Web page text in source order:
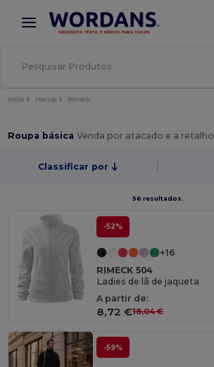
× App Wordans
Melhores preços na app!
Início Marcas Rimeck
Roupa básicaVenda por atacado e a retalho
Classificar por
56 resultados.
-52%
+16
RIMECK 504
Ladies de lã de jaqueta
A partir de:
8,72 €18,04 €
-59%